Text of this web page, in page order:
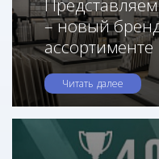
– новый
ассортименте
Читать далее